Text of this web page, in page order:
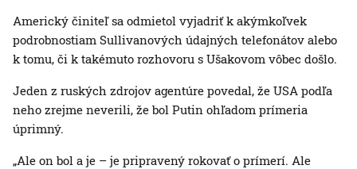
Americký činiteľ sa odmietol vyjadriť k akýmkoľvek
podrobnostiam Sullivanových údajných telefonátov alebo
k tomu, či k takémuto rozhovoru s Ušakovom vôbec došlo.
Jeden z ruských zdrojov agentúre povedal, že USA podľa
neho zrejme neverili, že bol Putin ohľadom prímeria
úprimný.
„Ale on bol a je – je pripravený rokovať o prímerí. Ale